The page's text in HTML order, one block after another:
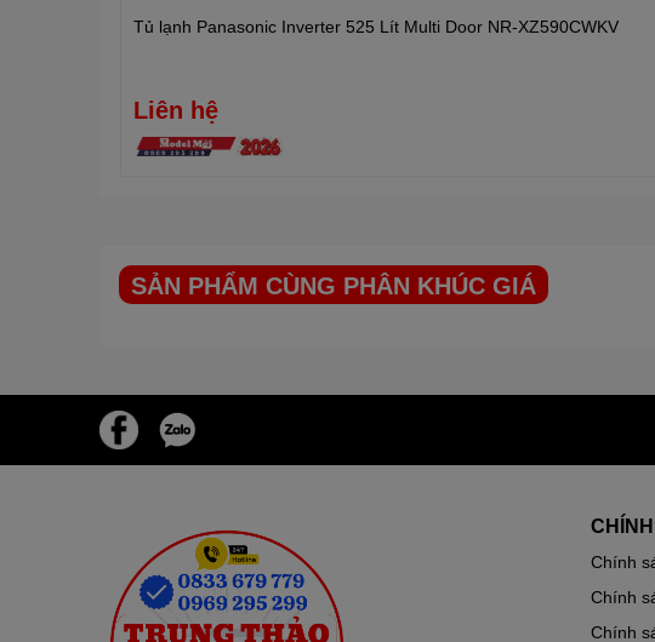
Tủ lạnh Panasonic Inverter 525 Lít Multi Door NR-XZ590CWKV
Liên hệ
SẢN PHẨM CÙNG PHÂN KHÚC GIÁ
Chính
Chính
Chính